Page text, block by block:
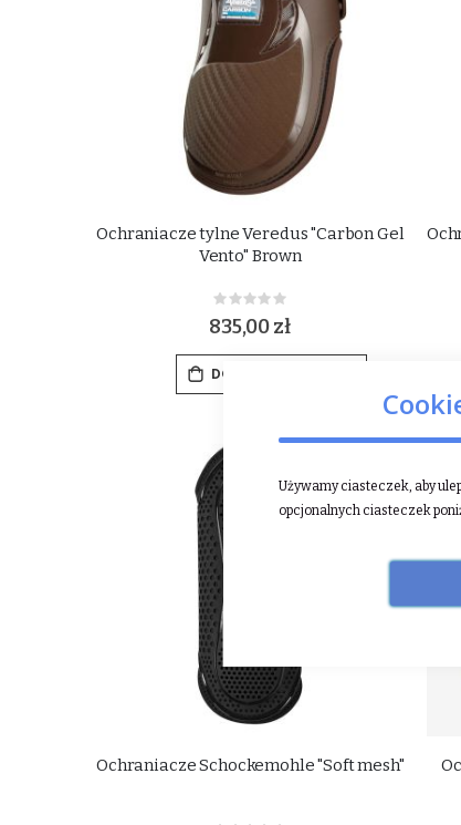
Ochraniacze tylne Veredus "Carbon Gel
Vento" Brown
Rating:
0%
835,00 zł
DODAJ DO KOSZYKA
Ochraniacze Schockemohle "Soft mesh"
-
Używamy ciasteczek, aby
opcjonalnych ciasteczek